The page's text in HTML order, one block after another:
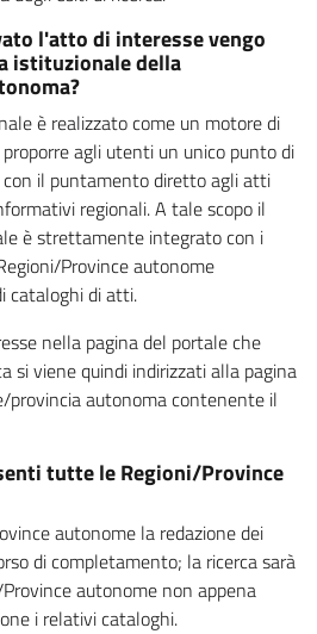
l'atto di interesse vengo
istituzionale della
è realizzato come un motore di
agli utenti un unico punto di
il puntamento diretto agli atti
regionali. A tale scopo il
è strettamente integrato con i
Province autonome
cataloghi di atti.
nella pagina del portale che
si viene quindi indirizzati alla pagina
provincia autonoma contenente il
tutte le Regioni/Province
autonome la redazione dei
di completamento; la ricerca sarà
autonome non appena
i relativi cataloghi.